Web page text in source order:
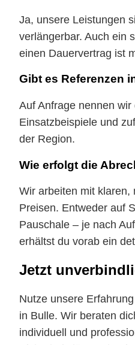
Ja, unsere Leistungen
verlängerbar. Auch ein
einen Dauervertrag ist
Gibt es Referenzen
Auf Anfrage nennen wir
Einsatzbeispiele und
der Region.
Wie erfolgt die
Wir arbeiten mit klaren,
Preisen. Entweder auf
Pauschale – je nach
erhältst du vorab ein
Jetzt
Nutze unsere
in Bulle. Wir beraten
individuell und